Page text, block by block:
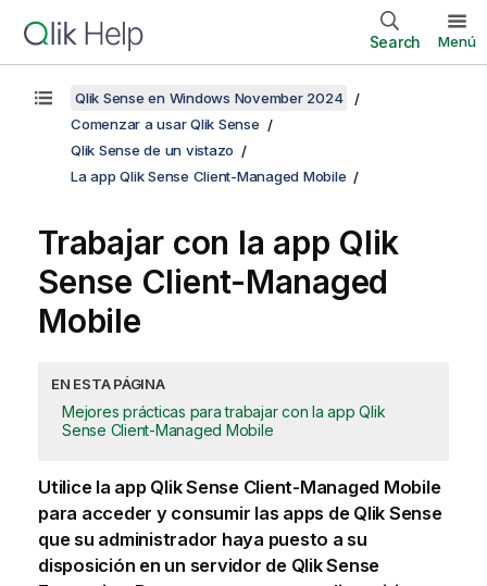
Search Menú
Qlik Sense en Windows November 2024
Comenzar a usar Qlik Sense
Qlik Sense de un vistazo
La app Qlik Sense Client-Managed Mobile
Trabajar con la app Qlik
Sense Client-Managed
Mobile
EN ESTA PÁGINA
Mejores prácticas para trabajar con la app Qlik
Sense Client-Managed Mobile
Utilice la app Qlik Sense Client-Managed Mobile
para acceder y consumir las apps de Qlik Sense
que su administrador haya puesto a su
disposición en un servidor de Qlik Sense